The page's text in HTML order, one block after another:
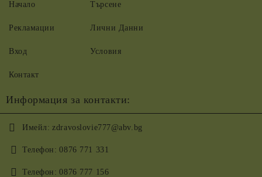
Начало
Рекламации
Вход
Контакт
Търсене
Лични Данни
Условия
Информация за контакти:
Имейл: zdravoslovie777@abv.bg
Телефон: 0876 771 331
Телефон: 0876 777 156